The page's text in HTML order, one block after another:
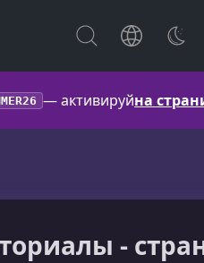
— активируйна
-